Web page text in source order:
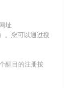
址
。您可以通过搜
醒目的注册按